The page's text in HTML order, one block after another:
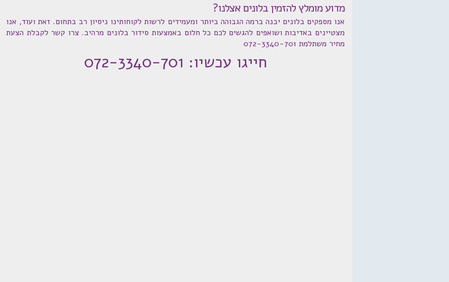
מדוע מומלץ להזמין בלונים אצלנו?
אנו מספקים בלונים יבנה ברמה הגבוהה ביותר ומעמידים לרשות לקוחותינו ניסיון רב בתחום. זאת ועוד, אנו
מצטיינים באדיבות ושואפים להגשים לכם כל חלום באמצעות סידור בלונים מרהיב. צרו קשר לקבלת הצעת
מחיר משתלמת 072-3340-701
חייגו עכשיו: 072-3340-701